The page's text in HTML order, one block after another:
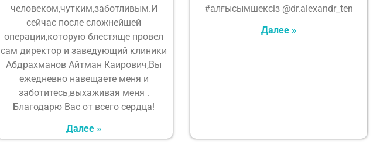
человеком,чутким,заботливым.И
сейчас после сложнейшей
операции,которую блестяще провел
сам директор и заведующий клиники
Абдрахманов Айтман Каирович,Вы
ежедневно навещаете меня и
заботитесь,выхаживая меня .
Благодарю Вас от всего сердца!
Далее »
#алғысымшексіз @dr.alexandr_ten
Далее »